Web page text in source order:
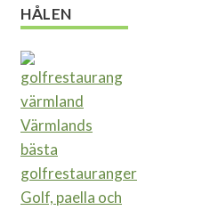
HÅLEN
Värmlands
bästa
golfrestauranger
Golf, paella och